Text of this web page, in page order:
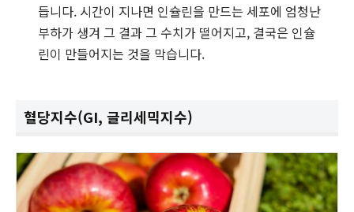
듭니다. 시간이 지나면 인슐린을 만드는 세포에 엄청난
부하가 생겨 그 결과 그 수치가 떨어지고, 결국은 인슐
린이 만들어지는 것을 막습니다.
혈당지수(GI, 글리세믹지수)